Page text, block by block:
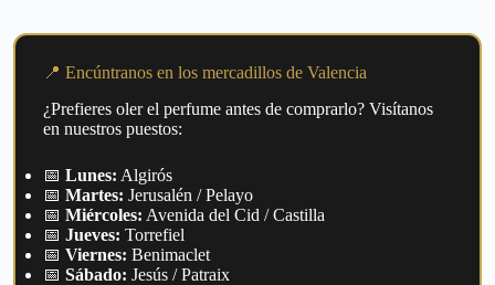
📍 Encúntranos en los mercadillos de Valencia
¿Prefieres oler el perfume antes de comprarlo? Visítanos
en nuestros puestos:
📅 Lunes: Algirós
📅 Martes: Jerusalén / Pelayo
📅 Miércoles: Avenida del Cid / Castilla
📅 Jueves: Torrefiel
📅 Viernes: Benimaclet
📅 Sábado: Jesús / Patraix